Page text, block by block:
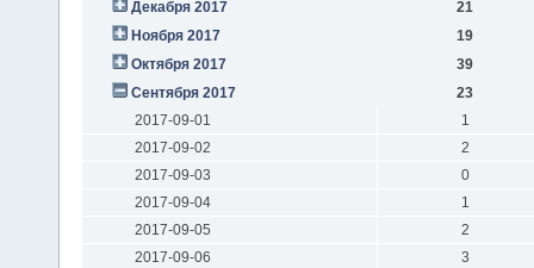
Декабря 2017
21
Ноября 2017
19
Октября 2017
39
Сентября 2017
23
2017-09-01
1
2017-09-02
2
2017-09-03
0
2017-09-04
1
2017-09-05
2
2017-09-06
3